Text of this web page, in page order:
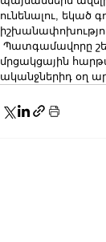
ունենալու, եկած
Պատգամավորը
մրցակցային
ականջներիդ օղ